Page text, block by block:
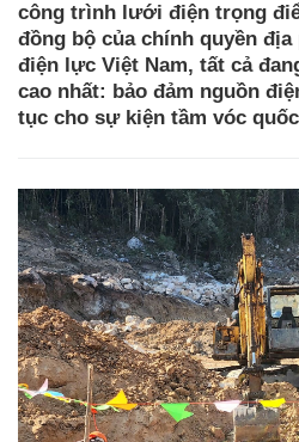
công trình lưới điện trọng
đồng bộ của chính quyền
điện lực Việt Nam, tất cả
cao nhất: bảo đảm nguồn
tục cho sự kiện tầm vóc